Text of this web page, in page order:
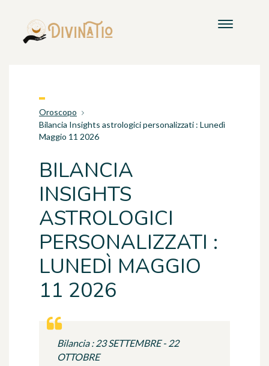
Oroscopo
Bilancia Insights astrologici personalizzati : Lunedì
Maggio 11 2026
BILANCIA
INSIGHTS
ASTROLOGICI
PERSONALIZZATI :
LUNEDÌ MAGGIO
11 2026
Bilancia : 23 SETTEMBRE - 22
OTTOBRE